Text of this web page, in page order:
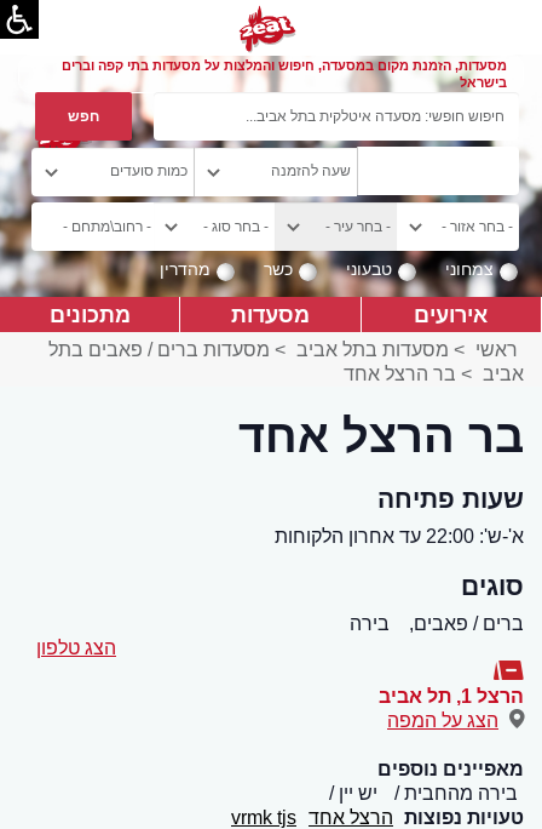
מסעדות, הזמנת מקום במסעדה, חיפוש והמלצות על מסעדות בתי קפה וברים
בישראל
צמחוני טבעוני כשר מהדרין
אירועים מסעדות מתכונים
ראשי > מסעדות בתל אביב > מסעדות ברים / פאבים בתל
אביב > בר הרצל אחד
בר הרצל אחד
שעות פתיחה
א'-ש': 22:00 עד אחרון הלקוחות
סוגים
ברים / פאבים,
בירה
הצג טלפון
הרצל 1 , תל אביב
הצג על המפה
מאפיינים נוספים
בירה מהחבית
יש יין
טעויות נפוצות הרצל אחד vrmk tjs